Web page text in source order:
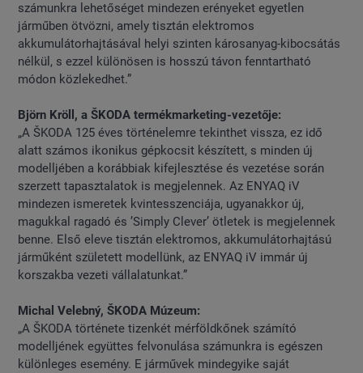
számunkra lehetőséget mindezen erényeket egyetlen
járműben ötvözni, amely tisztán elektromos
akkumulátorhajtásával helyi szinten károsanyag-kibocsátás
nélkül, s ezzel különösen is hosszú távon fenntartható
módon közlekedhet.”
Björn Kröll, a ŠKODA termékmarketing-vezetője:
„A ŠKODA 125 éves történelemre tekinthet vissza, ez idő
alatt számos ikonikus gépkocsit készített, s minden új
modelljében a korábbiak kifejlesztése és vezetése során
szerzett tapasztalatok is megjelennek. Az ENYAQ iV
mindezen ismeretek kvintesszenciája, ugyanakkor új,
magukkal ragadó és ’Simply Clever’ ötletek is megjelennek
benne. Első eleve tisztán elektromos, akkumulátorhajtású
járműként született modellünk, az ENYAQ iV immár új
korszakba vezeti vállalatunkat.”
Michal Velebný, ŠKODA Múzeum:
„A ŠKODA története tizenkét mérföldkőnek számító
modelljének együttes felvonulása számunkra is egészen
különleges esemény. E járművek mindegyike saját